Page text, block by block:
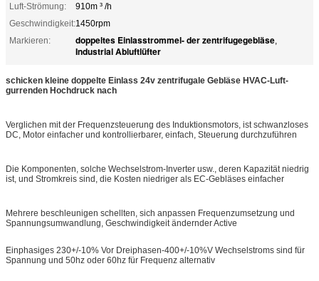
Luft-Strömung:
910m ³ /h
Geschwindigkeit:1450rpm
Markieren:
doppeltes Einlasstrommel- der zentrifugegebläse,
Industrial Abluftlüfter
schicken kleine doppelte Einlass 24v zentrifugale Gebläse HVAC-Luft-
gurrenden Hochdruck nach
Verglichen mit der Frequenzsteuerung des Induktionsmotors, ist schwanzloses
DC, Motor einfacher und kontrollierbarer, einfach, Steuerung durchzuführen
Die Komponenten, solche Wechselstrom-Inverter usw., deren Kapazität niedrig
ist, und Stromkreis sind, die Kosten niedriger als EC-Gebläses einfacher
Mehrere beschleunigen schellten, sich anpassen Frequenzumsetzung und
Spannungsumwandlung, Geschwindigkeit ändernder Active
Einphasiges 230+/-10% Vor Dreiphasen-400+/-10%V Wechselstroms sind für
Spannung und 50hz oder 60hz für Frequenz alternativ